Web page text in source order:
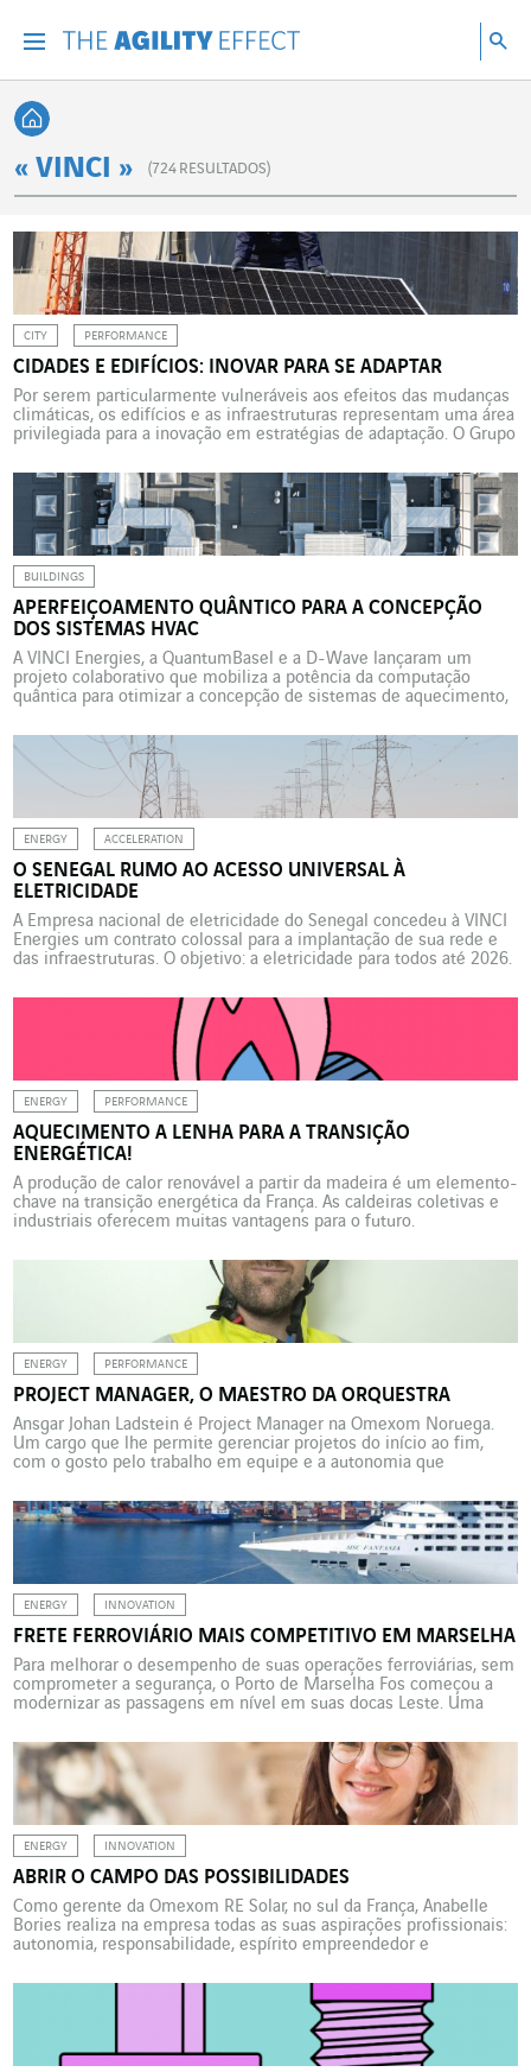
Voltar à página inicial
« VINCI » (724 RESULTADOS)
CITY PERFORMANCE
CIDADES E EDIFÍCIOS: INOVAR PARA SE ADAPTAR
Por serem particularmente vulneráveis aos efeitos das mudanças
climáticas, os edifícios e as infraestruturas representam uma área
privilegiada para a inovação em estratégias de adaptação. O Grupo
edifícios rumo à resiliência climática. Mais 4 °C. Eis o que aguarda
um país como a França até 2100, segundo […]
BUILDINGS
APERFEIÇOAMENTO QUÂNTICO PARA A CONCEPÇÃO
DOS SISTEMAS HVAC
A VINCI Energies, a QuantumBasel e a D-Wave lançaram um
projeto colaborativo que mobiliza a potência da computação
quântica para otimizar a concepção de sistemas de aquecimento,
Para proporcionar um ambiente interno confortável e saudável
para os ocupantes de um edifício, um sistema HVAC
(aquecimento, ventilação e […]
ENERGY ACCELERATION
O SENEGAL RUMO AO ACESSO UNIVERSAL À
ELETRICIDADE
A Empresa nacional de eletricidade do Senegal concedeu à VINCI
Energies um contrato colossal para a implantação de sua rede e
das infraestruturas. O objetivo: a eletricidade para todos até 2026.
países da África Subsaariana mais bem equipados em
infraestruturas de energia, […]
ENERGY PERFORMANCE
AQUECIMENTO A LENHA PARA A TRANSIÇÃO
ENERGÉTICA!
A produção de calor renovável a partir da madeira é um elemento-
chave na transição energética da França. As caldeiras coletivas e
industriais oferecem muitas vantagens para o futuro.
ENERGY PERFORMANCE
PROJECT MANAGER, O MAESTRO DA ORQUESTRA
Ansgar Johan Ladstein é Project Manager na Omexom Noruega.
Um cargo que lhe permite gerenciar projetos do início ao fim,
com o gosto pelo trabalho em equipe e a autonomia que
Gerente de Projetos, não é apenas essencial, é também
empolgante!” Ansgar Johan Ladstein ocupa esse […]
ENERGY INNOVATION
FRETE FERROVIÁRIO MAIS COMPETITIVO EM MARSELHA
Para melhorar o desempenho de suas operações ferroviárias, sem
comprometer a segurança, o Porto de Marselha Fos começou a
modernizar as passagens em nível em suas docas Leste. Uma
(GPMM) decidiu modernizar as passagens em nível em suas
docas Leste para melhorar o desempenho de […]
ENERGY INNOVATION
ABRIR O CAMPO DAS POSSIBILIDADES
Como gerente da Omexom RE Solar, no sul da França, Anabelle
Bories realiza na empresa todas as suas aspirações profissionais:
autonomia, responsabilidade, espírito empreendedor e
apenas uma formiga no formigueiro”. Esse é o credo que orientou
a trajetória profissional de Anabelle Bories, como […]